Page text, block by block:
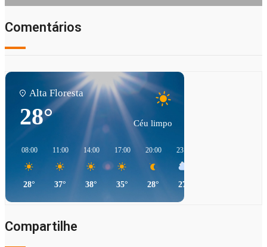
Comentários
Alta Floresta
28° Céu limpo
08:00
28°
11:00
37°
14:00
38°
17:00
35°
20:00
28°
23:00
27°
Compartilhe